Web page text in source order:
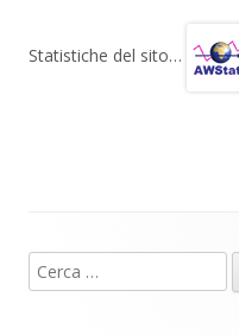
gr s b
Statistiche del sito…
piè
Ricerca
per: